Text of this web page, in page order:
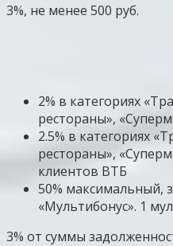
3%, не менее 500 руб.
2% в категориях
рестораны»,
2.5% в категориях
рестораны»,
клиентов ВТБ
50% максимальный,
«Мультибонус». 1
3% от суммы